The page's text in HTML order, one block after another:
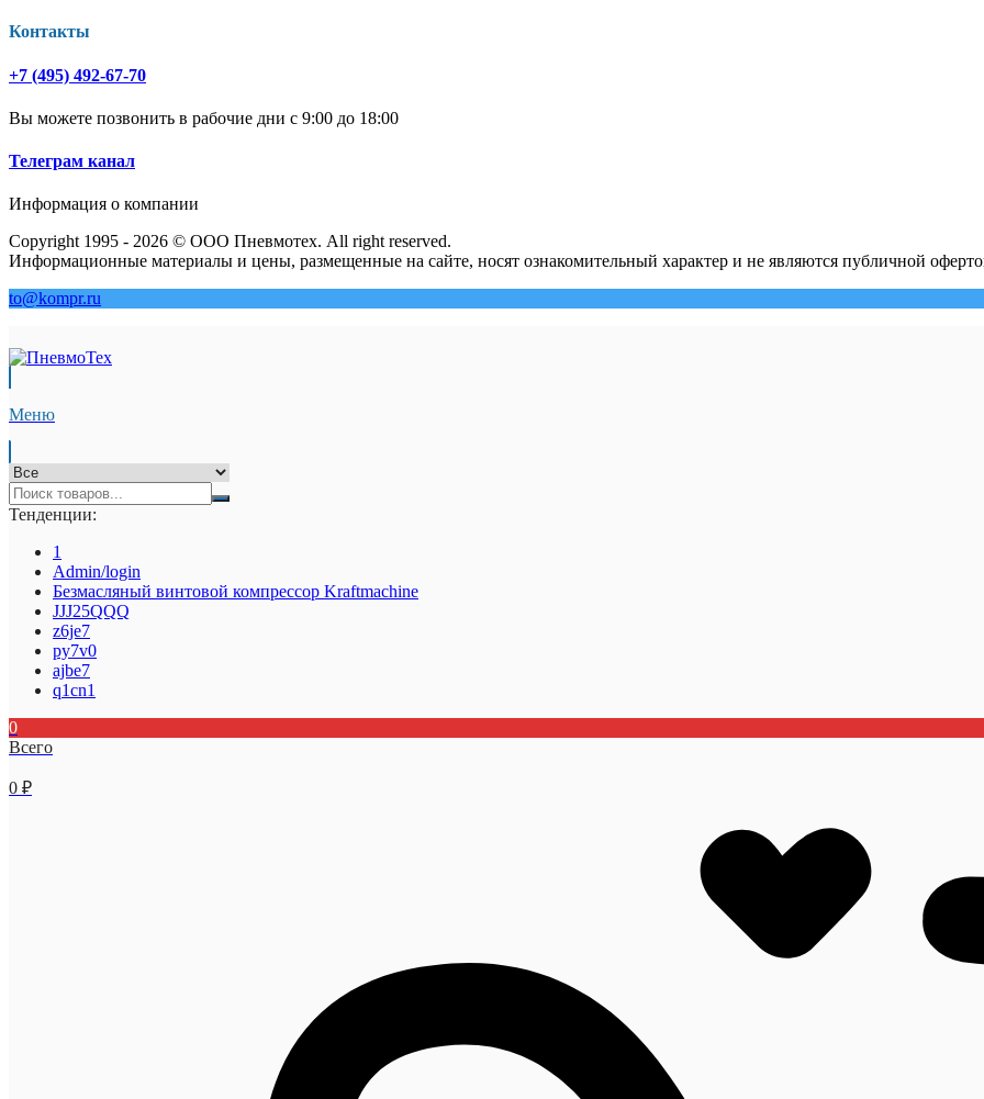
Контакты
+7 (495) 492-67-70
Вы можете позвонить в рабочие дни с 9:00 до 18:00
Телеграм канал
Информация о компании
Copyright 1995 - 2026 © ООО Пневмотех. All right reserved.
Информационные материалы и цены, размещенные на сайте, носят ознакомительный характер и не являются публичной
to@kompr.ru
Меню
Тенденции:
1
Admin/login
Безмасляный винтовой компрессор Kraftmaсhine
JJJ25QQQ
z6je7
py7v0
ajbe7
q1cn1
0
Всего
0 ₽